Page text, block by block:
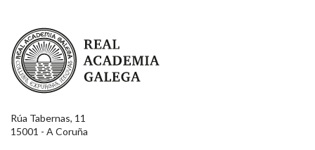
Real Academia Galega
Rúa Tabernas, 11
15001 - A Coruña